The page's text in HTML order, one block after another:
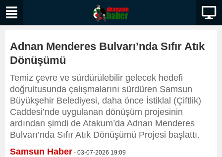
Adnan Menderes Bulvarı’nda Sıfır Atık
Dönüşümü
Temiz çevre ve sürdürülebilir gelecek hedefi
doğrultusunda çalışmalarını sürdüren Samsun
Büyükşehir Belediyesi, daha önce İstiklal (Çiftlik)
Caddesi’nde uygulanan dönüşüm projesinin
ardından şimdi de Atakum’da Adnan Menderes
Bulvarı’nda Sıfır Atık Dönüşümü Projesi başlattı.
Samsun Haber - 03-07-2026 19:09